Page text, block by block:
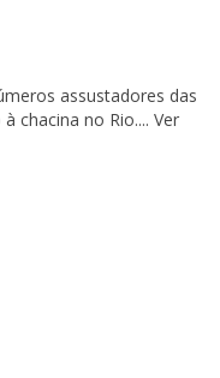
assustadores das
chacina no Rio.... Ver